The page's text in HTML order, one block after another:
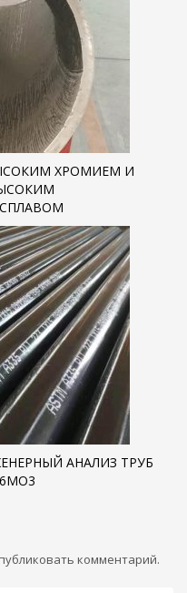
ХРОМИЕМ И
АНАЛИЗ ТРУБ
комментарий.